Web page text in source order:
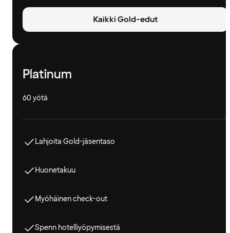
Kaikki Gold-edut
Platinum
60 yötä
Lahjoita Gold-jäsentaso
Huonetakuu
Myöhäinen check-out
Spenn hotelliyöpymisestä